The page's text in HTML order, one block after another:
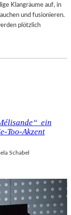
Klangräume auf, in
und fusionieren.
plötzlich
ein
Too-Akzent
Schabel